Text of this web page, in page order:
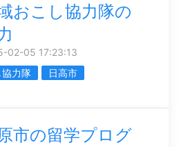
おこし協力隊の
02-05 17:23:13
力隊
日高市
市の留学プログ